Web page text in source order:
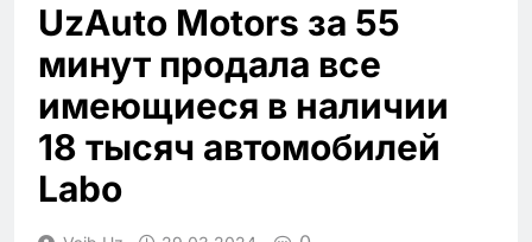
UzAuto Motors за 55
минут продала все
имеющиеся в наличии
18 тысяч автомобилей
Labo